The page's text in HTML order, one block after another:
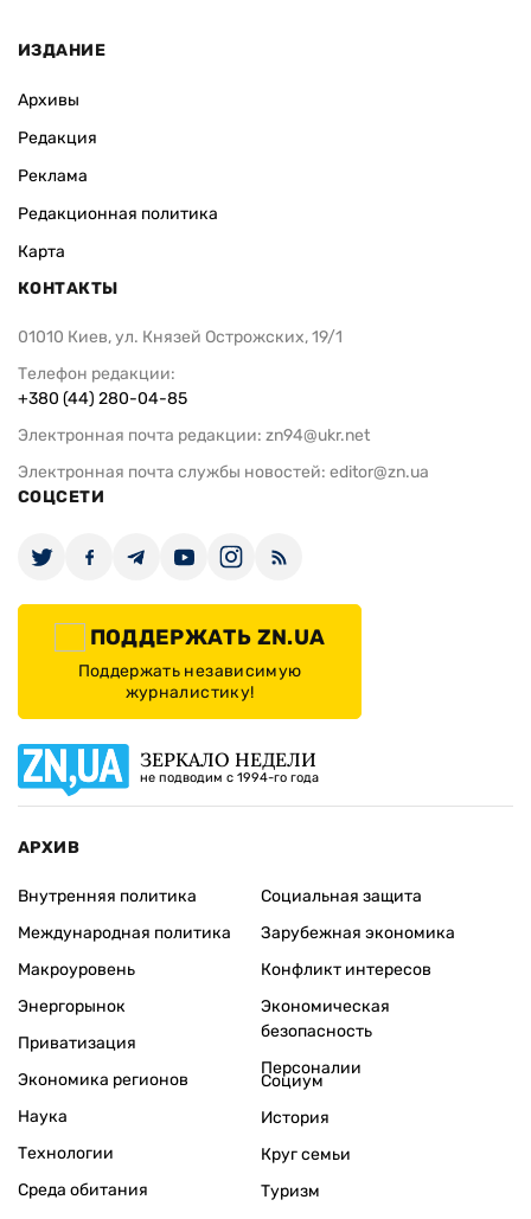
ИЗДАНИЕ
Архивы
Редакция
Реклама
Редакционная политика
Карта
КОНТАКТЫ
01010 Киев, ул. Князей Острожских, 19/1
Телефон редакции:
+380 (44) 280-04-85
Электронная почта редакции: zn94@ukr.net
Электронная почта службы новостей: editor@zn.ua
СОЦСЕТИ
ПОДДЕРЖАТЬ ZN.UA
Поддержать независимую
журналистику!
ЗЕРКАЛО НЕДЕЛИ
не подводим с 1994-го года
АРХИВ
Внутренняя политика
Международная политика
Макроуровень
Энергорынок
Приватизация
Экономика регионов
Социальная защита
Зарубежная экономика
Конфликт интересов
Экономическая
безопасность
Персоналии
Наука
Технологии
Среда обитания
Социум
История
Круг семьи
Туризм